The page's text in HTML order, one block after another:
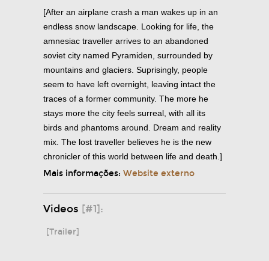
[After an airplane crash a man wakes up in an
endless snow landscape. Looking for life, the
amnesiac traveller arrives to an abandoned
soviet city named Pyramiden, surrounded by
mountains and glaciers. Suprisingly, people
seem to have left overnight, leaving intact the
traces of a former community. The more he
stays more the city feels surreal, with all its
birds and phantoms around. Dream and reality
mix. The lost traveller believes he is the new
chronicler of this world between life and death.]
Mais informações: Website externo
Videos [#1]:
[Trailer]